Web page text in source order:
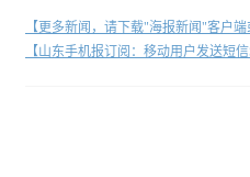
【更多新闻，请下载"海报新闻"客户端
【山东手机报订阅：移动用户发送短信